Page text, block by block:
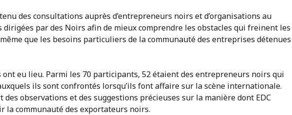
des consultations auprès d’entrepreneurs noirs et d’organisations au
dirigées par des Noirs afin de mieux comprendre les obstacles qui freinent les
que les besoins particuliers de la communauté des entreprises détenues
eu lieu. Parmi les 70 participants, 52 étaient des entrepreneurs noirs qui
ils sont confrontés lorsqu’ils font affaire sur la scène internationale.
observations et des suggestions précieuses sur la manière dont EDC
la communauté des exportateurs noirs.